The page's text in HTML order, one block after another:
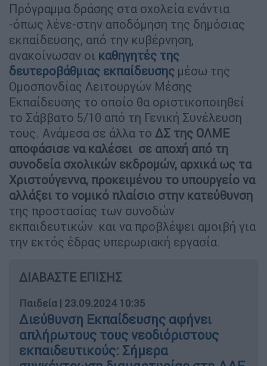
Πρόγραμμα δράσης στα σχολεία ενάντια
-όπως λένε-στην αποδόμηση της δημόσιας
εκπαίδευσης, από την κυβέρνηση,
ανακοίνωσαν οι καθηγητές της
δευτεροβάθμιας εκπαίδευσης μέσω της
Ομοσπονδίας Λειτουργών Μέσης
Εκπαίδευσης το οποίο θα οριστικοποιηθεί
το Σάββατο 5/10 από τη Γενική Συνέλευση
τους. Ανάμεσα σε άλλα το ΔΣ της ΟΛΜΕ
αποφάσισε να καλέσει σε αποχή από τη
συνοδεία σχολικών εκδρομών, αρχικά ως τα
Χριστούγεννα, προκειμένου το υπουργείο να
αλλάξει το νομικό πλαίσιο στην κατεύθυνση
της προστασίας των συνοδών
εκπαιδευτικών και να προβλέψει αμοιβή για
την εκτός έδρας υπερωριακή εργασία.
ΔΙΑΒΑΣΤΕ ΕΠΙΣΗΣ
Παιδεία | 23.09.2024 10:35
Διεύθυνση Εκπαίδευσης αφήνει
απλήρωτους τους νεοδιόριστους
εκπαιδευτικούς: Σήμερα